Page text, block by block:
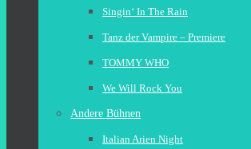
Singin‘ In The Rain
Tanz der Vampire – Premiere
TOMMY WHO
We Will Rock You
Andere Bühnen
Italian Arien Night